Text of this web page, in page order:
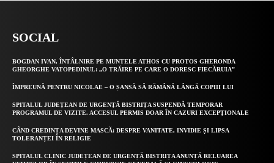
SOCIAL
BOGDAN IVAN, ÎNTÂLNIRE PE MUNTELE ATHOS CU PROTOS GHERONDA
GHEORGHE VATOPEDINUL: „O TRĂIRE PE CARE O DORESC FIECĂRUIA”
ÎMPREUNĂ PENTRU NICOLAE – O ȘANSĂ SĂ RĂMÂNĂ LÂNGĂ COPIII LUI
SPITALUL JUDEȚEAN DE URGENȚĂ BISTRIȚA SUSPENDĂ TEMPORAR
PROGRAMUL DE VIZITE. ACCESUL PERMIS DOAR ÎN CAZURI EXCEPȚIONALE
CÂND CREDINȚA DEVINE MASCĂ: DESPRE VANITATE, INVIDIE ȘI LIPSA
TOLERANȚEI ÎN RELIGIE
SPITALUL CLINIC JUDEȚEAN DE URGENȚĂ BISTRIȚA ANUNȚĂ RELUAREA